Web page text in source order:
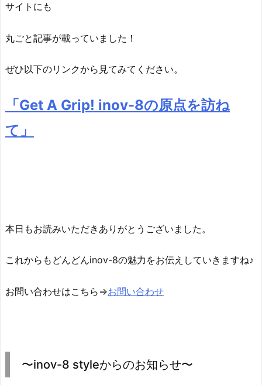
サイトにも
丸ごと記事が載っていました！
ぜひ以下のリンクから見てみてください。
「Get A Grip! inov-8の原点を訪ね
て」
本日もお読みいただきありがとうございました。
これからもどんどんinov-8の魅力をお伝えしていきますね♪
お問い合わせはこちら⇒お問い合わせ
〜inov-8 styleからのお知らせ〜